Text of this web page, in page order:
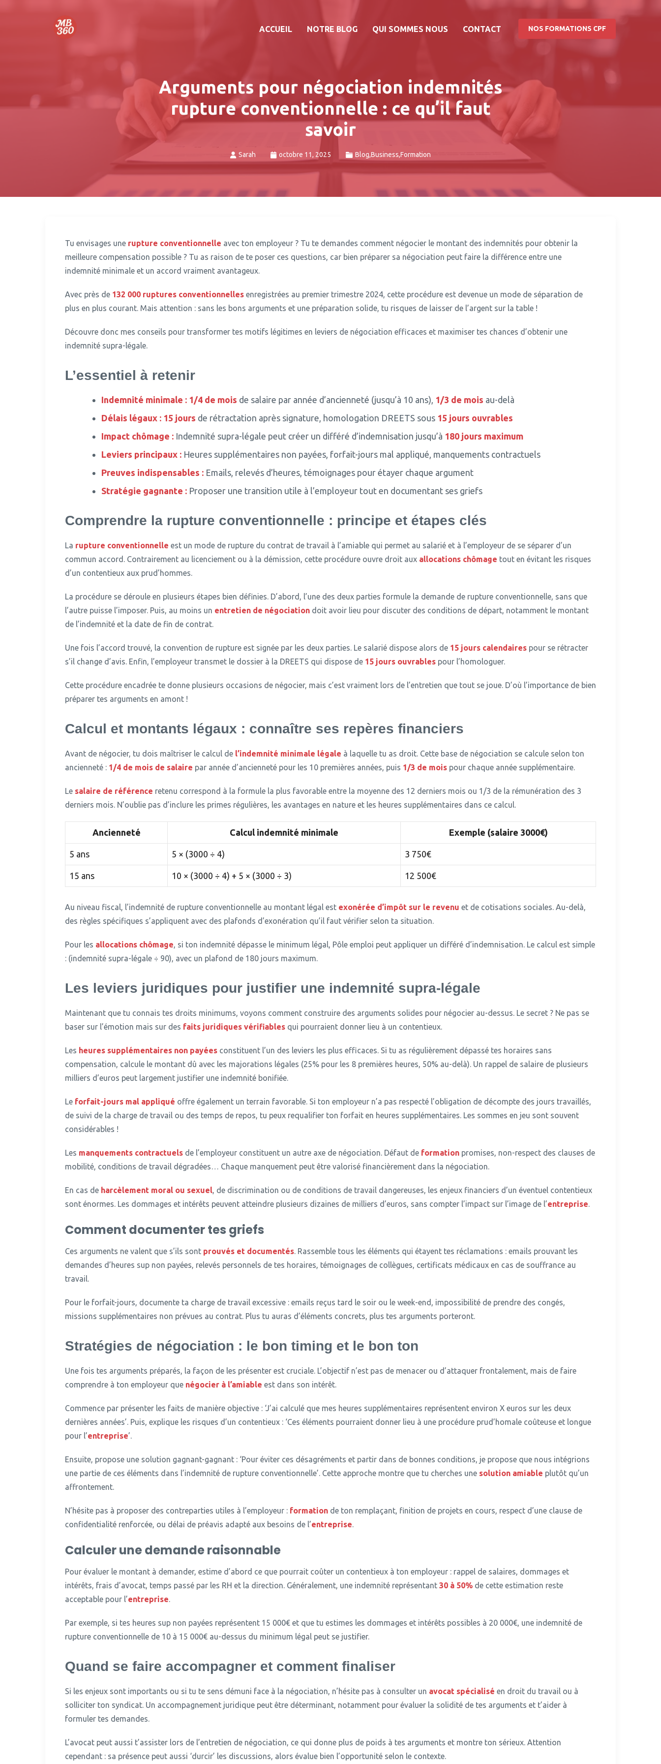
ACCUEIL NOTRE BLOG QUI SOMMES NOUS CONTACT NOS FORMATIONS CPF
Arguments pour négociation indemnités
rupture conventionnelle : ce qu’il faut
savoir
Sarah octobre 11, 2025 Blog,Business,Formation
Tu envisages une rupture conventionnelle avec ton employeur ? Tu te demandes comment négocier le montant des indemnités pour obtenir la
meilleure compensation possible ? Tu as raison de te poser ces questions, car bien préparer sa négociation peut faire la différence entre une
indemnité minimale et un accord vraiment avantageux.
Avec près de 132 000 ruptures conventionnelles enregistrées au premier trimestre 2024, cette procédure est devenue un mode de séparation de
plus en plus courant. Mais attention : sans les bons arguments et une préparation solide, tu risques de laisser de l’argent sur la table !
Découvre donc mes conseils pour transformer tes motifs légitimes en leviers de négociation efficaces et maximiser tes chances d’obtenir une
indemnité supra-légale.
L’essentiel à retenir
Indemnité minimale : 1/4 de mois de salaire par année d’ancienneté (jusqu’à 10 ans), 1/3 de mois au-delà
Délais légaux : 15 jours de rétractation après signature, homologation DREETS sous 15 jours ouvrables
Impact chômage : Indemnité supra-légale peut créer un différé d’indemnisation jusqu’à 180 jours maximum
Leviers principaux : Heures supplémentaires non payées, forfait-jours mal appliqué, manquements contractuels
Preuves indispensables : Emails, relevés d’heures, témoignages pour étayer chaque argument
Stratégie gagnante : Proposer une transition utile à l’employeur tout en documentant ses griefs
Comprendre la rupture conventionnelle : principe et étapes clés
La rupture conventionnelle est un mode de rupture du contrat de travail à l’amiable qui permet au salarié et à l’employeur de se séparer d’un
commun accord. Contrairement au licenciement ou à la démission, cette procédure ouvre droit aux allocations chômage tout en évitant les risques
d’un contentieux aux prud’hommes.
La procédure se déroule en plusieurs étapes bien définies. D’abord, l’une des deux parties formule la demande de rupture conventionnelle, sans que
l’autre puisse l’imposer. Puis, au moins un entretien de négociation doit avoir lieu pour discuter des conditions de départ, notamment le montant
de l’indemnité et la date de fin de contrat.
Une fois l’accord trouvé, la convention de rupture est signée par les deux parties. Le salarié dispose alors de 15 jours calendaires pour se rétracter
s’il change d’avis. Enfin, l’employeur transmet le dossier à la DREETS qui dispose de 15 jours ouvrables pour l’homologuer.
Cette procédure encadrée te donne plusieurs occasions de négocier, mais c’est vraiment lors de l’entretien que tout se joue. D’où l’importance de bien
préparer tes arguments en amont !
Calcul et montants légaux : connaître ses repères financiers
Avant de négocier, tu dois maîtriser le calcul de l’indemnité minimale légale à laquelle tu as droit. Cette base de négociation se calcule selon ton
ancienneté : 1/4 de mois de salaire par année d’ancienneté pour les 10 premières années, puis 1/3 de mois pour chaque année supplémentaire.
Le salaire de référence retenu correspond à la formule la plus favorable entre la moyenne des 12 derniers mois ou 1/3 de la rémunération des 3
derniers mois. N’oublie pas d’inclure les primes régulières, les avantages en nature et les heures supplémentaires dans ce calcul.
Ancienneté Calcul indemnité minimale Exemple (salaire 3000€)
5 ans 5 × (3000 ÷ 4) 3 750€
15 ans 10 × (3000 ÷ 4) + 5 × (3000 ÷ 3) 12 500€
Au niveau fiscal, l’indemnité de rupture conventionnelle au montant légal est exonérée d’impôt sur le revenu et de cotisations sociales. Au-delà,
des règles spécifiques s’appliquent avec des plafonds d’exonération qu’il faut vérifier selon ta situation.
Pour les allocations chômage, si ton indemnité dépasse le minimum légal, Pôle emploi peut appliquer un différé d’indemnisation. Le calcul est simple
: (indemnité supra-légale ÷ 90), avec un plafond de 180 jours maximum.
Les leviers juridiques pour justifier une indemnité supra-légale
Maintenant que tu connais tes droits minimums, voyons comment construire des arguments solides pour négocier au-dessus. Le secret ? Ne pas se
baser sur l’émotion mais sur des faits juridiques vérifiables qui pourraient donner lieu à un contentieux.
Les heures supplémentaires non payées constituent l’un des leviers les plus efficaces. Si tu as régulièrement dépassé tes horaires sans
compensation, calcule le montant dû avec les majorations légales (25% pour les 8 premières heures, 50% au-delà). Un rappel de salaire de plusieurs
milliers d’euros peut largement justifier une indemnité bonifiée.
Le forfait-jours mal appliqué offre également un terrain favorable. Si ton employeur n’a pas respecté l’obligation de décompte des jours travaillés,
de suivi de la charge de travail ou des temps de repos, tu peux requalifier ton forfait en heures supplémentaires. Les sommes en jeu sont souvent
considérables !
Les manquements contractuels de l’employeur constituent un autre axe de négociation. Défaut de formation promises, non-respect des clauses de
mobilité, conditions de travail dégradées… Chaque manquement peut être valorisé financièrement dans la négociation.
En cas de harcèlement moral ou sexuel, de discrimination ou de conditions de travail dangereuses, les enjeux financiers d’un éventuel contentieux
sont énormes. Les dommages et intérêts peuvent atteindre plusieurs dizaines de milliers d’euros, sans compter l’impact sur l’image de l’entreprise.
Comment documenter tes griefs
Ces arguments ne valent que s’ils sont prouvés et documentés. Rassemble tous les éléments qui étayent tes réclamations : emails prouvant les
demandes d’heures sup non payées, relevés personnels de tes horaires, témoignages de collègues, certificats médicaux en cas de souffrance au
travail.
Pour le forfait-jours, documente ta charge de travail excessive : emails reçus tard le soir ou le week-end, impossibilité de prendre des congés,
missions supplémentaires non prévues au contrat. Plus tu auras d’éléments concrets, plus tes arguments porteront.
Stratégies de négociation : le bon timing et le bon ton
Une fois tes arguments préparés, la façon de les présenter est cruciale. L’objectif n’est pas de menacer ou d’attaquer frontalement, mais de faire
comprendre à ton employeur que négocier à l’amiable est dans son intérêt.
Commence par présenter les faits de manière objective : ‘J’ai calculé que mes heures supplémentaires représentent environ X euros sur les deux
dernières années’. Puis, explique les risques d’un contentieux : ‘Ces éléments pourraient donner lieu à une procédure prud’homale coûteuse et longue
pour l’entreprise’.
Ensuite, propose une solution gagnant-gagnant : ‘Pour éviter ces désagréments et partir dans de bonnes conditions, je propose que nous intégrions
une partie de ces éléments dans l’indemnité de rupture conventionnelle’. Cette approche montre que tu cherches une solution amiable plutôt qu’un
affrontement.
N’hésite pas à proposer des contreparties utiles à l’employeur : formation de ton remplaçant, finition de projets en cours, respect d’une clause de
confidentialité renforcée, ou délai de préavis adapté aux besoins de l’entreprise.
Calculer une demande raisonnable
Pour évaluer le montant à demander, estime d’abord ce que pourrait coûter un contentieux à ton employeur : rappel de salaires, dommages et
intérêts, frais d’avocat, temps passé par les RH et la direction. Généralement, une indemnité représentant 30 à 50% de cette estimation reste
acceptable pour l’entreprise.
Par exemple, si tes heures sup non payées représentent 15 000€ et que tu estimes les dommages et intérêts possibles à 20 000€, une indemnité de
rupture conventionnelle de 10 à 15 000€ au-dessus du minimum légal peut se justifier.
Quand se faire accompagner et comment finaliser
Si les enjeux sont importants ou si tu te sens démuni face à la négociation, n’hésite pas à consulter un avocat spécialisé en droit du travail ou à
solliciter ton syndicat. Un accompagnement juridique peut être déterminant, notamment pour évaluer la solidité de tes arguments et t’aider à
formuler tes demandes.
L’avocat peut aussi t’assister lors de l’entretien de négociation, ce qui donne plus de poids à tes arguments et montre ton sérieux. Attention
cependant : sa présence peut aussi ‘durcir’ les discussions, alors évalue bien l’opportunité selon le contexte.